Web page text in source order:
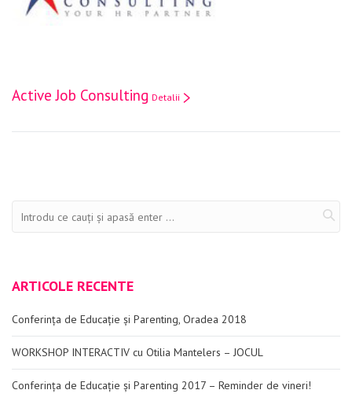
Active Job Consulting Detalii
ARTICOLE RECENTE
Conferința de Educație și Parenting, Oradea 2018
WORKSHOP INTERACTIV cu Otilia Mantelers – JOCUL
Conferința de Educație și Parenting 2017 – Reminder de vineri!